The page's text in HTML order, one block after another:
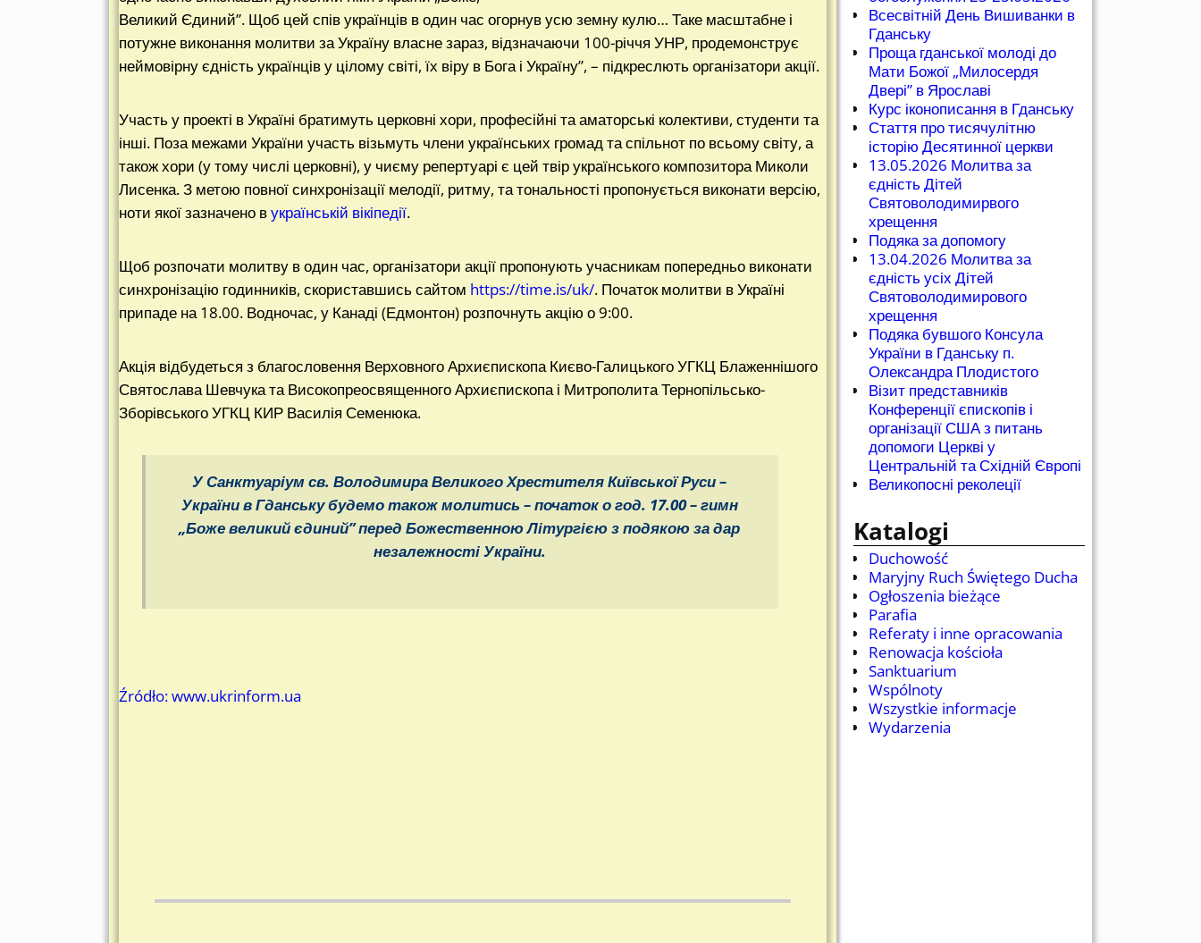
Великий Єдиний”. Щоб цей спів українців в один час огорнув усю земну кулю… Таке масштабне і
потужне виконання молитви за Україну власне зараз, відзначаючи 100-річчя УНР, продемонструє
неймовірну єдність українців у цілому світі, їх віру в Бога і Україну”, – підкреслють організатори акції.
Участь у проекті в Україні братимуть церковні хори, професійні та аматорські колективи, студенти та
інші. Поза межами України участь візьмуть члени українських громад та спільнот по всьому світу, а
також хори (у тому числі церковні), у чиєму репертуарі є цей твір українського композитора Миколи
Лисенка. З метою повної синхронізації мелодії, ритму, та тональності пропонується виконати версію,
ноти якої зазначено вукраїнській вікіпедії.
Щоб розпочати молитву в один час, організатори акції пропонують учасникам попередньо виконати
синхронізацію годинників, скориставшись сайтом https://time.is/uk/. Початок молитви в Україні
припаде на 18.00. Водночас, у Канаді (Едмонтон) розпочнуть акцію о 9:00.
Акція відбудеться з благословення Верховного Архиєпископа Києво-Галицького УГКЦ Блаженнішого
Святослава Шевчука та Високопреосвященного Архиєпископа і Митрополита Тернопільсько-
Зборівського УГКЦ КИР Василія Семенюка.
У Санктуаріум св. Володимира Великого Хрестителя Київської Руси –
України в Гданську будемо також молитись – початок о год. 17.00 – гимн
„Боже великий єдиний” перед Божественною Літургією з подякою за дар
незалежності України.
Źródło: www.ukrinform.ua
Всесвітній День Вишиванки в
Гданську
Проща гданської молоді до
Мати Божої „Милосердя
Двері” в Ярославі
Курс іконописання в Гданську
Стаття про тисячулітню
історію Десятинної церкви
13.05.2026 Молитва за
єдність Дітей
Святоволодимирвого
хрещення
Подяка за допомогу
13.04.2026 Молитва за
єдність усіх Дітей
Святоволодимирового
хрещення
Подяка бувшого Консула
України в Гданську п.
Олександра Плодистого
Візит представників
Конференції єпископів і
організації США з питань
допомоги Церкві у
Центральній та Східній Європі
Великопосні реколеції
Katalogi
Duchowość
Maryjny Ruch Świętego Ducha
Ogłoszenia bieżące
Parafia
Referaty i inne opracowania
Renowacja kościoła
Sanktuarium
Wspólnoty
Wszystkie informacje
Wydarzenia